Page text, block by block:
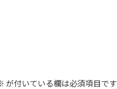
が付いている欄は必須項目です